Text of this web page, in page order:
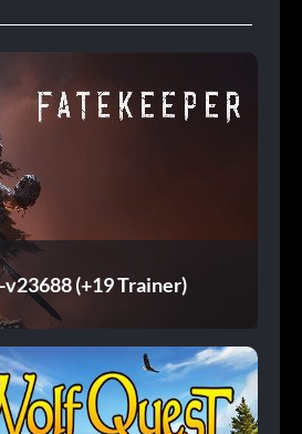
(+19 Trainer)